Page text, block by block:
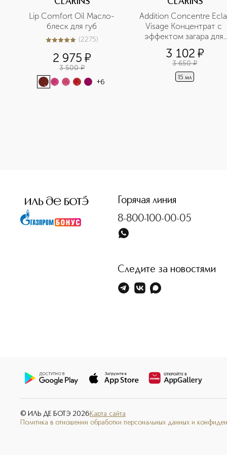
Lip Comfort Oil Масло-
блеск для губ
5из 52275 (2275)
2 975 ¤
3 500 ¤
+6
Addition Concentre
Visage Концентрат с
эффектом загара для
лица
3 102 ¤
3 650 ¤
15 мл
Горячая линия
8-800-100-00-05
Следите за новостями
© ИЛЬ ДЕ БОТЭ 2026 Карта сайта
Политика в отношении обработки персональных данных и